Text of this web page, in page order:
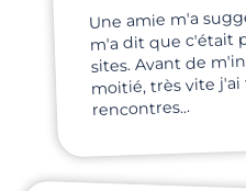
Une amie m'a
m'a dit que c'était
sites. Avant de
moitié, très vite
rencontres...